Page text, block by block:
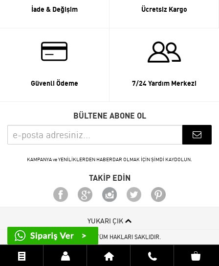
İade & Değişim Ücretsiz Kargo
Güvenli Ödeme 7/24 Yardım Merkezi
BÜLTENE ABONE OL
KAMPANYA ve YENİLİKLERDEN HABERDAR OLMAK İÇİN ŞİMDİ KAYDOLUN.
TAKİP EDİN
YUKARI ÇIK
© 2015 - 2026 TÜM HAKLARI SAKLIDIR.